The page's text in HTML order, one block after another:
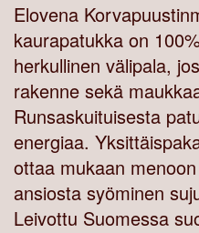
Elovena
kaurapatukka on
herkullinen välipala,
rakenne sekä
Runsaskuituisesta
energiaa.
ottaa mukaan
ansiosta syöminen
Leivottu Suomessa